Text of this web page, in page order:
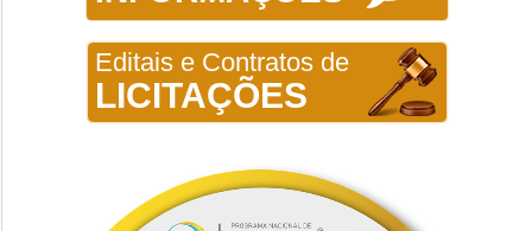
Editais e Contratos de
LICITAÇÕES